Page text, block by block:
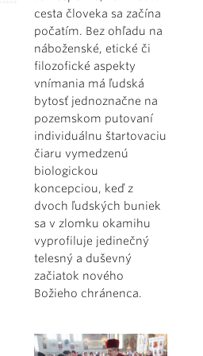
cesta človeka sa začína
počatím. Bez ohľadu na
náboženské, etické či
filozofické aspekty
vnímania má ľudská
bytosť jednoznačne na
pozemskom putovaní
individuálnu štartovaciu
čiaru vymedzenú
biologickou
koncepciou, keď z
dvoch ľudských buniek
sa v zlomku okamihu
vyprofiluje jedinečný
telesný a duševný
začiatok nového
Božieho chránenca.